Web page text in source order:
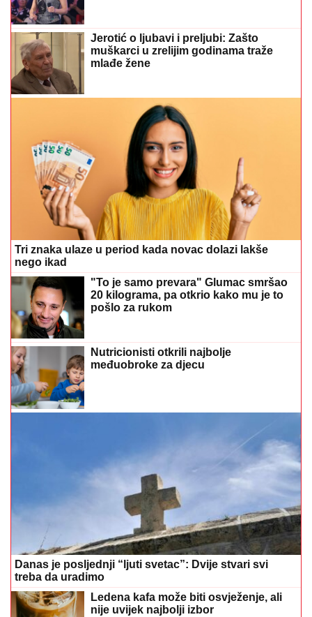
Jerotić o ljubavi i preljubi: Zašto
muškarci u zrelijim godinama traže
mlađe žene
Tri znaka ulaze u period kada novac dolazi lakše
nego ikad
"To je samo prevara" Glumac smršao
20 kilograma, pa otkrio kako mu je to
pošlo za rukom
Nutricionisti otkrili najbolje
međuobroke za djecu
Danas je posljednji “ljuti svetac”: Dvije stvari svi
treba da uradimo
Ledena kafa može biti osvježenje, ali
nije uvijek najbolji izbor